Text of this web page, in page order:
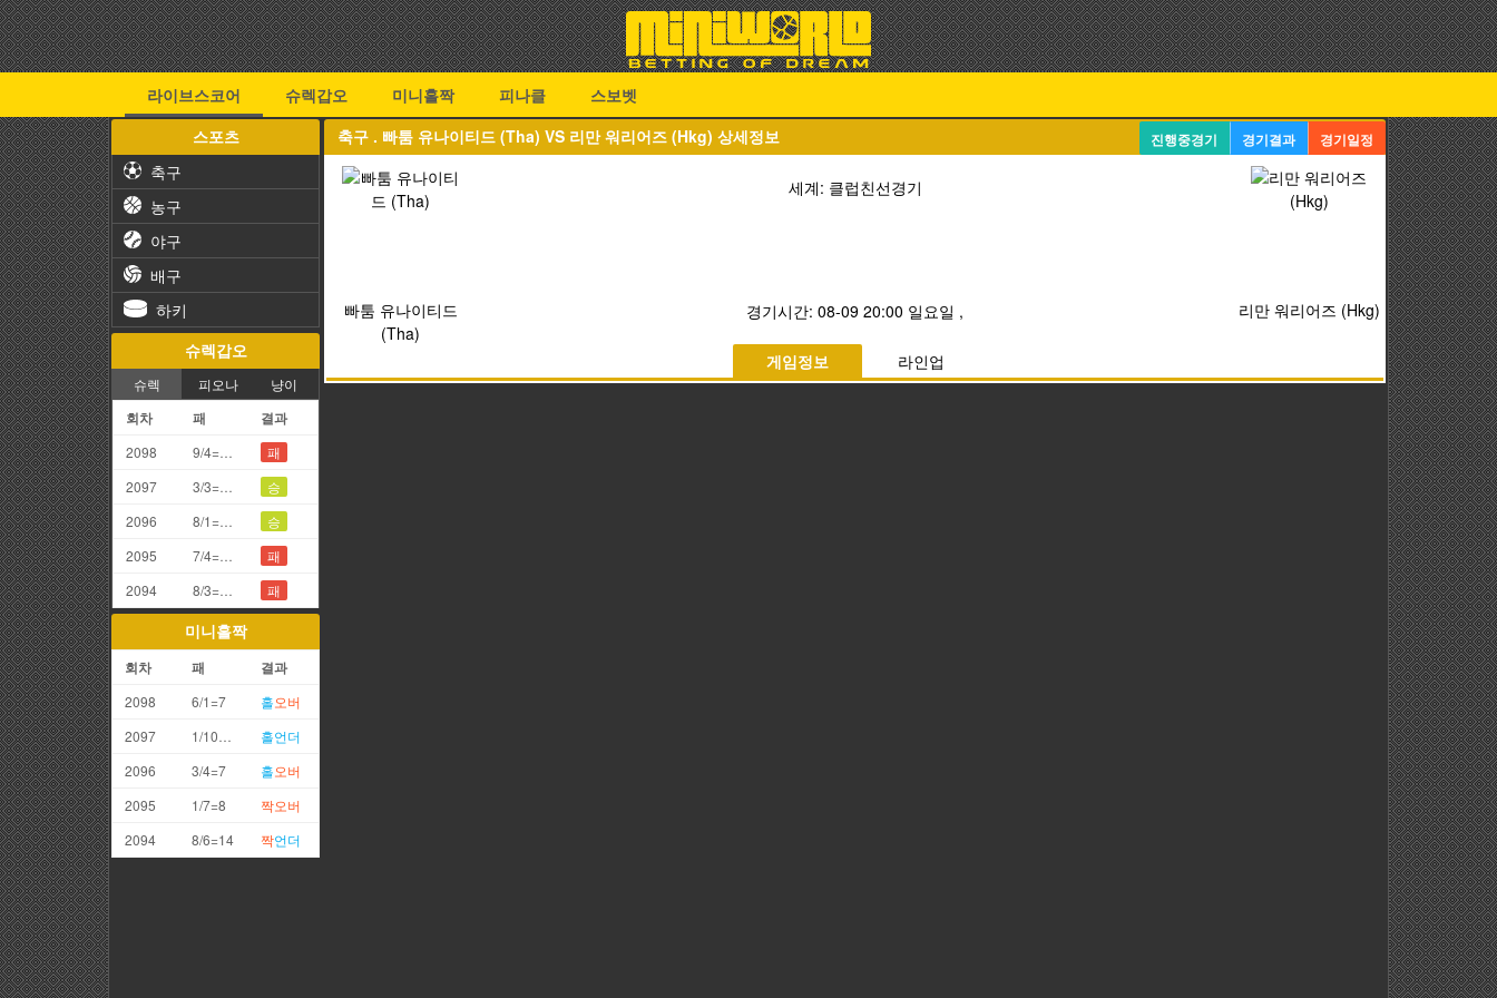
라이브스코어 슈렉갑오 미니홀짝 피나클
스보벳
스포츠
축구
농구
야구
배구
하키
슈렉갑오
슈렉 피오나 냥이
회차 패 결과
2098 9/4=3끗
패
2097
3/3=6끗
승
2096
8/1=9끗(갑오)
승
2095
7/4=1끗
패
2094
8/3=1끗 패
미니홀짝
회차 패 결과
2098 6/1=7 홀오버
2097
1/10=11 홀언더
2096
3/4=7 홀오버
2095
1/7=8 짝오버
2094
8/6=14 짝언더
축구 . 빠툼 유나이티드 (Tha) VS 리만 워리어즈 (Hkg) 상세정보 진행중경기 경기결과 경기일정
빠툼 유나이티드
(Tha)
세계: 클럽친선경기
경기시간:08-09 20:00 일요일 , 리만 워리어즈 (Hkg)
게임정보 라인업